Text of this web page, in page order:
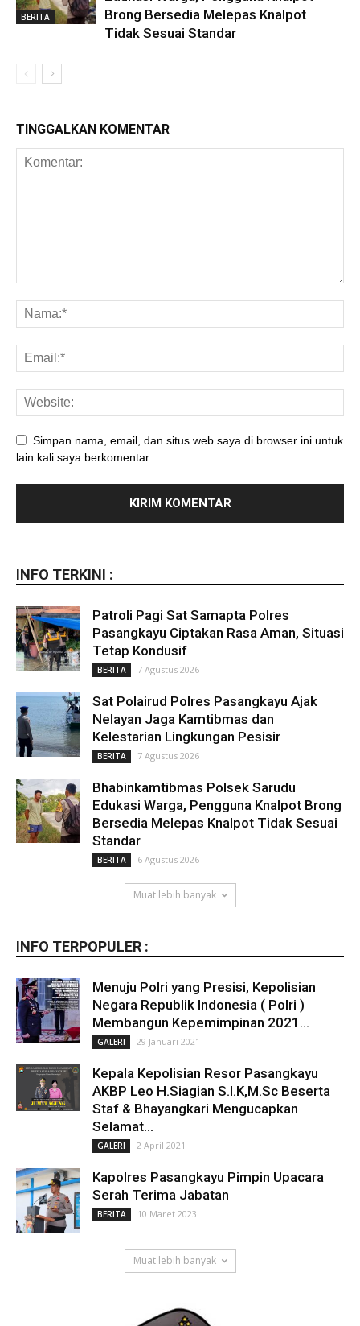
BERITA
Brong Bersedia Melepas Knalpot
Tidak Sesuai Standar
TINGGALKAN KOMENTAR
Simpan nama, email, dan situs web saya di browser ini untuk
lain kali saya berkomentar.
INFO TERKINI :
Patroli Pagi Sat Samapta Polres
Pasangkayu Ciptakan Rasa Aman, Situasi
Tetap Kondusif
BERITA 7 Agustus 2026
Sat Polairud Polres Pasangkayu Ajak
Nelayan Jaga Kamtibmas dan
Kelestarian Lingkungan Pesisir
BERITA 7 Agustus 2026
Bhabinkamtibmas Polsek Sarudu
Edukasi Warga, Pengguna Knalpot Brong
Bersedia Melepas Knalpot Tidak Sesuai
Standar
BERITA 6 Agustus 2026
Muat lebih banyak
INFO TERPOPULER :
Menuju Polri yang Presisi, Kepolisian
Negara Republik Indonesia ( Polri )
Membangun Kepemimpinan 2021...
GALERI 29 Januari 2021
Kepala Kepolisian Resor Pasangkayu
AKBP Leo H.Siagian S.I.K,M.Sc Beserta
Staf & Bhayangkari Mengucapkan
Selamat...
GALERI 2 April 2021
Kapolres Pasangkayu Pimpin Upacara
Serah Terima Jabatan
BERITA 10 Maret 2023
Muat lebih banyak